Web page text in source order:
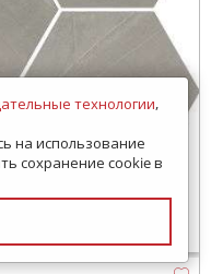
технологии,
на использование
сохранение cookie в